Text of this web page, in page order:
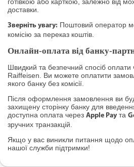
готівкою або карткою, залежно від
доставки.
Зверніть увагу: Поштовий оператор
комісію за переказ коштів.
Онлайн-оплата від банку-
Швидкий та безпечний спосіб оплати
Raiffeisen. Ви можете оплатити
якого банку без комісії.
Після оформлення замовлення ви
захищену сторінку банку для
доступна оплата через Apple Pay та
зручних транзакцій.
Якщо у вас виникли питання щодо
нашої служби підтримки!